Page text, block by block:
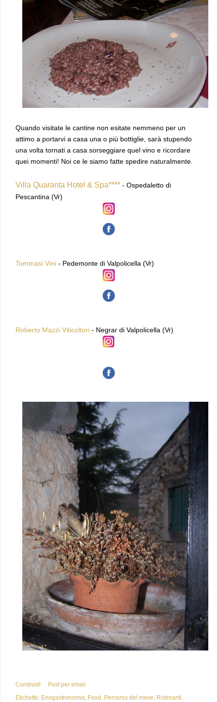
Quando visitate le cantine non esitate nemmeno per un
attimo a portarvi a casa una o più bottiglie, sarà stupendo
una volta tornati a casa sorseggiare quel vino e ricordare
quei momenti! Noi ce le siamo fatte spedire naturalmente.
Villa Quaranta Hotel & Spa**** - Ospedaletto di
Pescantina (Vr)
Tommasi Vini - Pedemonte di Valpolicella (Vr)
Roberto Mazzi Viticoltori - Negrar di Valpolicella (Vr)
Condividi
Post per email
Etichette: Enogastronomia Food Percorso del mese
Ristoranti